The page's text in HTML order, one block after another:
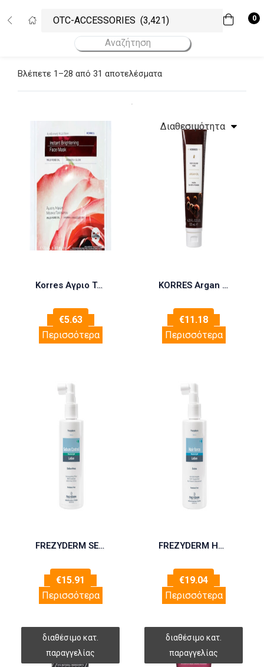
0
Σύνδεση Εγγραφή
Βλέπετε 1–28 από 31 αποτελέσματα
Υψηλότερες πωλήσεις
Διαθεσιμότητα
Korres Αγριο Τριαντάφυλλο Μάσκα Προσώπου για Λάμψη 20ml
€5.63
Περισσότερα
KORRES Argan Oil Post-Colour Μάσκα Για Μετά Τη Βαφή 125ml
€11.18
Περισσότερα
FREZYDERM SEBUM CONTROL LOTION 100ml
€15.91
Περισσότερα
FREZYDERM HAIR FORCE LOTION EXTRA 100ml
€19.04
Περισσότερα